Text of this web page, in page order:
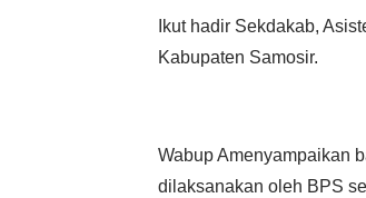
Ikut hadir Sekdakab,
Kabupaten Samosir.
Wabup Amenyampaikan
dilaksanakan oleh BPS